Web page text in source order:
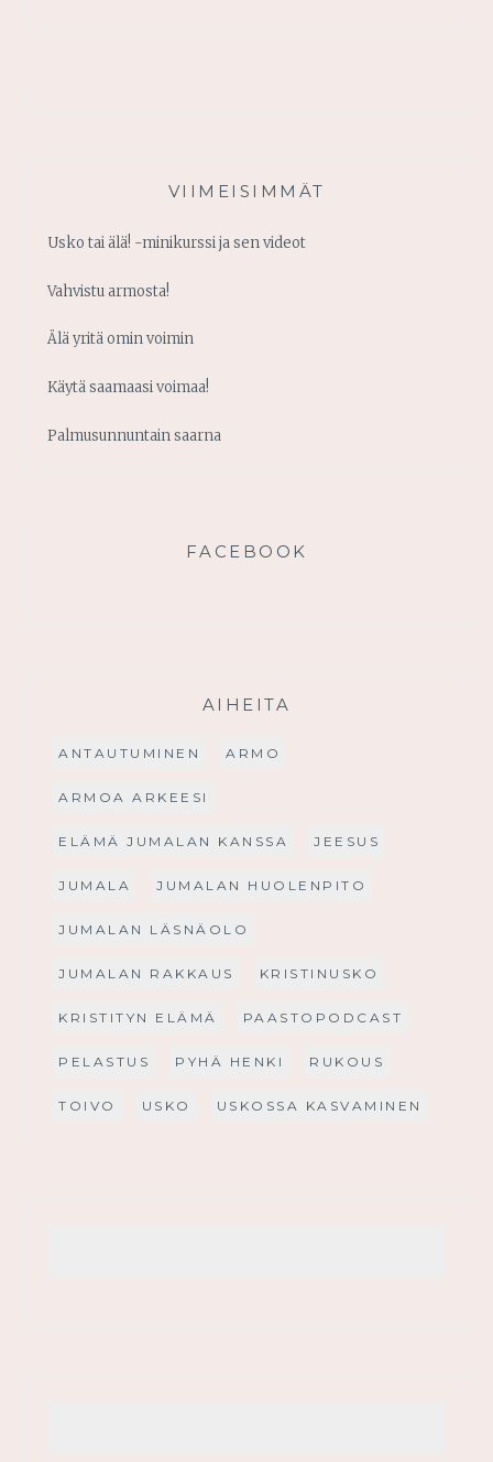
VIIMEISIMMÄT
Usko tai älä! -minikurssi ja sen videot
Vahvistu armosta!
Älä yritä omin voimin
Käytä saamaasi voimaa!
Palmusunnuntain saarna
FACEBOOK
AIHEITA
ANTAUTUMINEN ARMO
ARMOA ARKEESI
ELÄMÄ JUMALAN KANSSA JEESUS
JUMALA JUMALAN HUOLENPITO
JUMALAN LÄSNÄOLO
JUMALAN RAKKAUS KRISTINUSKO
KRISTITYN ELÄMÄ PAASTOPODCAST
PELASTUS PYHÄ HENKI RUKOUS
TOIVO USKO USKOSSA KASVAMINEN